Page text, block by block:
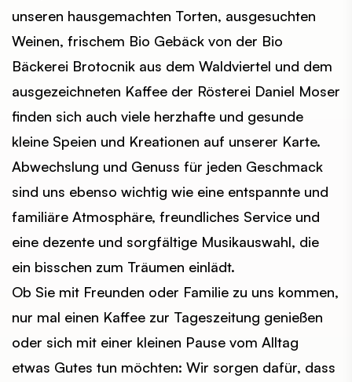
unseren hausgemachten Torten, ausgesuchten
Weinen, frischem Bio Gebäck von der Bio
Bäckerei Brotocnik aus dem Waldviertel und dem
ausgezeichneten Kaffee der Rösterei Daniel Moser
finden sich auch viele herzhafte und gesunde
kleine Speien und Kreationen auf unserer Karte.
Abwechslung und Genuss für jeden Geschmack
sind uns ebenso wichtig wie eine entspannte und
familiäre Atmosphäre, freundliches Service und
eine dezente und sorgfältige Musikauswahl, die
ein bisschen zum Träumen einlädt.
Ob Sie mit Freunden oder Familie zu uns kommen,
nur mal einen Kaffee zur Tageszeitung genießen
oder sich mit einer kleinen Pause vom Alltag
etwas Gutes tun möchten: Wir sorgen dafür, dass